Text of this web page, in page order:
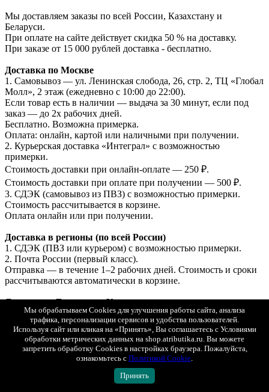
Мы доставляем заказы по всей России, Казахстану и
Беларуси.
При оплате на сайте действует скидка 50 % на доставку.
При заказе от 15 000 рублей доставка - бесплатно.
Доставка по Москве
1. Самовывоз — ул. Ленинская слобода, 26, стр. 2, ТЦ «Глобал
Молл», 2 этаж (ежедневно с 10:00 до 22:00).
Если товар есть в наличии — выдача за 30 минут, если под
заказ — до 2х рабочих дней.
Бесплатно. Возможна примерка.
Оплата: онлайн, картой или наличными при получении.
2. Курьерская доставка «Интеграл» с возможностью
примерки.
Стоимость доставки при онлайн-оплате — 250 ₽.
Стоимость доставки при оплате при получении — 500 ₽.
3. СДЭК (самовывоз из ПВЗ) с возможностью примерки.
Стоимость рассчитывается в корзине.
Оплата онлайн или при получении.
Доставка в регионы (по всей России)
1. СДЭК (ПВЗ или курьером) с возможностью примерки.
2. Почта России (первый класс).
Отправка — в течение 1–2 рабочих дней. Стоимость и сроки
рассчитываются автоматически в корзине.
Доставка в Беларусь и Казахстан
СДЭК (ПВЗ или курьером, с возможностью примерки).
Оплата только онлайн (банковской картой РФ).
Отправка — в течение 1–2 рабочих дней.
Подробные условия доставки
Мы обрабатываем Cookies для улучшения работы сайта, анализа
трафика, персонализации сервисов и удобства пользователей.
Используя сайт или кликая на «Принять», Вы соглашаетесь с Условиями
обработки метрических данных на shop.atributika.ru. Вы можете
запретить обработку Cookies в настройках браузера. Пожалуйста,
ознакомьтесь с Политикой Cookie.
Принять